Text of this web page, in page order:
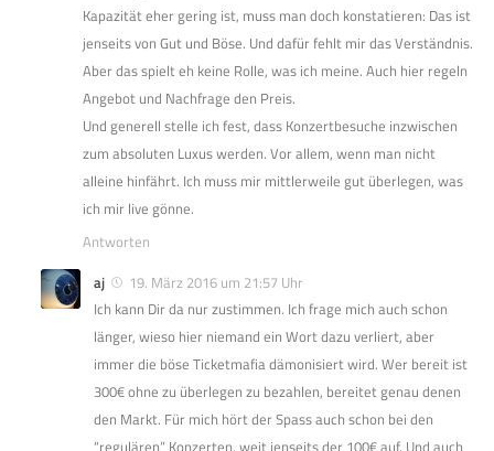
Kapazität eher gering ist, muss man doch konstatieren: Das ist
jenseits von Gut und Böse. Und dafür fehlt mir das Verständnis.
Aber das spielt eh keine Rolle, was ich meine. Auch hier regeln
Angebot und Nachfrage den Preis.
Und generell stelle ich fest, dass Konzertbesuche inzwischen
zum absoluten Luxus werden. Vor allem, wenn man nicht
alleine hinfährt. Ich muss mir mittlerweile gut überlegen, was
ich mir live gönne.
Antworten
aj
19. März 2016 um 21:57 Uhr
Ich kann Dir da nur zustimmen. Ich frage mich auch schon
länger, wieso hier niemand ein Wort dazu verliert, aber
immer die böse Ticketmafia dämonisiert wird. Wer bereit ist
300€ ohne zu überlegen zu bezahlen, bereitet genau denen
den Markt. Für mich hört der Spass auch schon bei den
“regulären” Konzerten, weit jenseits der 100€ auf. Und auch